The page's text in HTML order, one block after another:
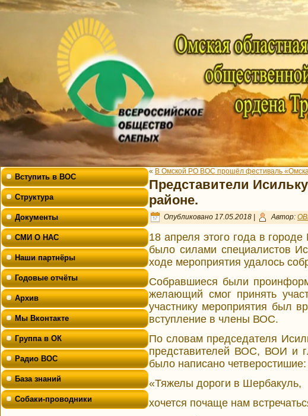
Вступить в ВОС
Структура
Документы
СМИ О НАС
Наши партнёры
Годовые отчёты
Архив
Мы Вконтакте
Группа в ОК
Радио ВОС
База знаний
Собаки-проводники
« В Омской РО ВОС прошёл фестиваль
Представители
районе.
Опубликовано 17.05.2018 Автор:
18 апреля этого года в
было силами специалистов
ходе мероприятия удалось
Собравшиеся были
желающий смог принять
участнику мероприятия был
вступление в члены ВОС.
По словам председателя
представителей ВОС, ВОИ и
было написано четверостишие:
«Тяжелы дороги в Шербакуль,
хочется почаще нам